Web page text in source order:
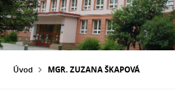
Úvod MGR. ZUZANA ŠKAPOVÁ